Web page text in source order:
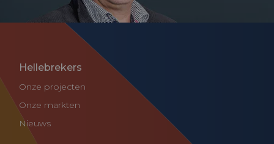
Hellebrekers
Onze projecten
Onze markten
Nieuws